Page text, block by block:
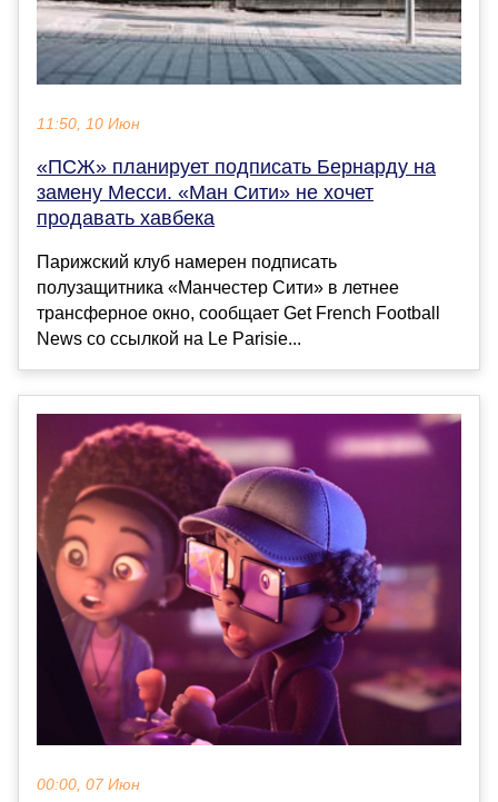
11:50, 10 Июн
«ПСЖ» планирует подписать Бернарду на
замену Месси. «Ман Сити» не хочет
продавать хавбека
Парижский клуб намерен подписать
полузащитника «Манчестер Сити» в летнее
трансферное окно, сообщает Get French Football
News со ссылкой на Le Parisie...
00:00, 07 Июн